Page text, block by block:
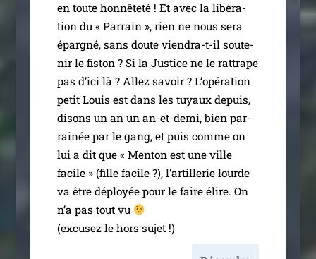
en toute hon­nê­te­té ! Et avec la libé­ra­
tion du « Parrain », rien ne nous sera
épar­gné, sans doute vien­­dra-t-il sou­te­
nir le fis­ton ? Si la Justice ne le rat­trape
pas d’i­ci là ? Allez savoir ? L’opération
petit Louis est dans les tuyaux depuis,
disons un an un an-et-demi, bien par­
rai­née par le gang, et puis comme on
lui a dit que « Menton est une ville
facile » (fille facile ?), l’ar­tille­rie lourde
va être déployée pour le faire élire. On
n’a pas tout vu
(excu­sez le hors sujet !)